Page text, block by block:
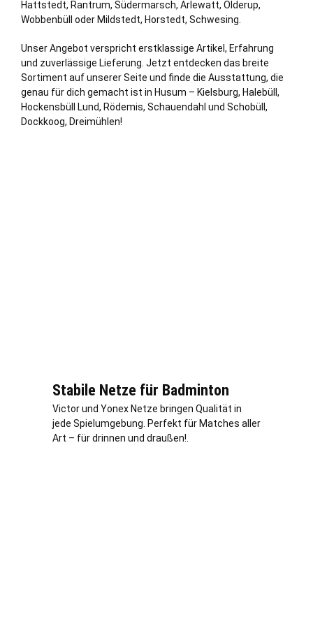
Hattstedt, Rantrum, Südermarsch, Arlewatt, Olderup,
Wobbenbüll oder Mildstedt, Horstedt, Schwesing.
Unser Angebot verspricht erstklassige Artikel, Erfahrung
und zuverlässige Lieferung. Jetzt entdecken das breite
Sortiment auf unserer Seite und finde die Ausstattung, die
genau für dich gemacht ist in Husum – Kielsburg, Halebüll,
Hockensbüll Lund, Rödemis, Schauendahl und Schobüll,
Dockkoog, Dreimühlen!
Stabile Netze für Badminton
Victor und Yonex Netze bringen Qualität in
jede Spielumgebung. Perfekt für Matches aller
Art – für drinnen und draußen!.